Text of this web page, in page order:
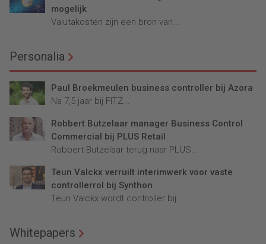
mogelijk
Valutakosten zijn een bron van...
Personalia
Paul Broekmeulen business controller bij Azora
Na 7,5 jaar bij FITZ...
Robbert Butzelaar manager Business Control
Commercial bij PLUS Retail
Robbert Butzelaar terug naar PLUS...
Teun Valckx verruilt interimwerk voor vaste
controllerrol bij Synthon
Teun Valckx wordt controller bij...
Whitepapers